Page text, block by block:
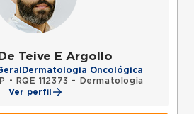
Teive E Argollo
Dermatologia Oncológica
•
RQE 112373 - Dermatologia
Ver perfil